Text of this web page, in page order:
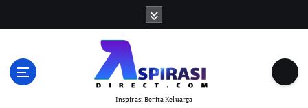
Inspirasi Berita Keluarga